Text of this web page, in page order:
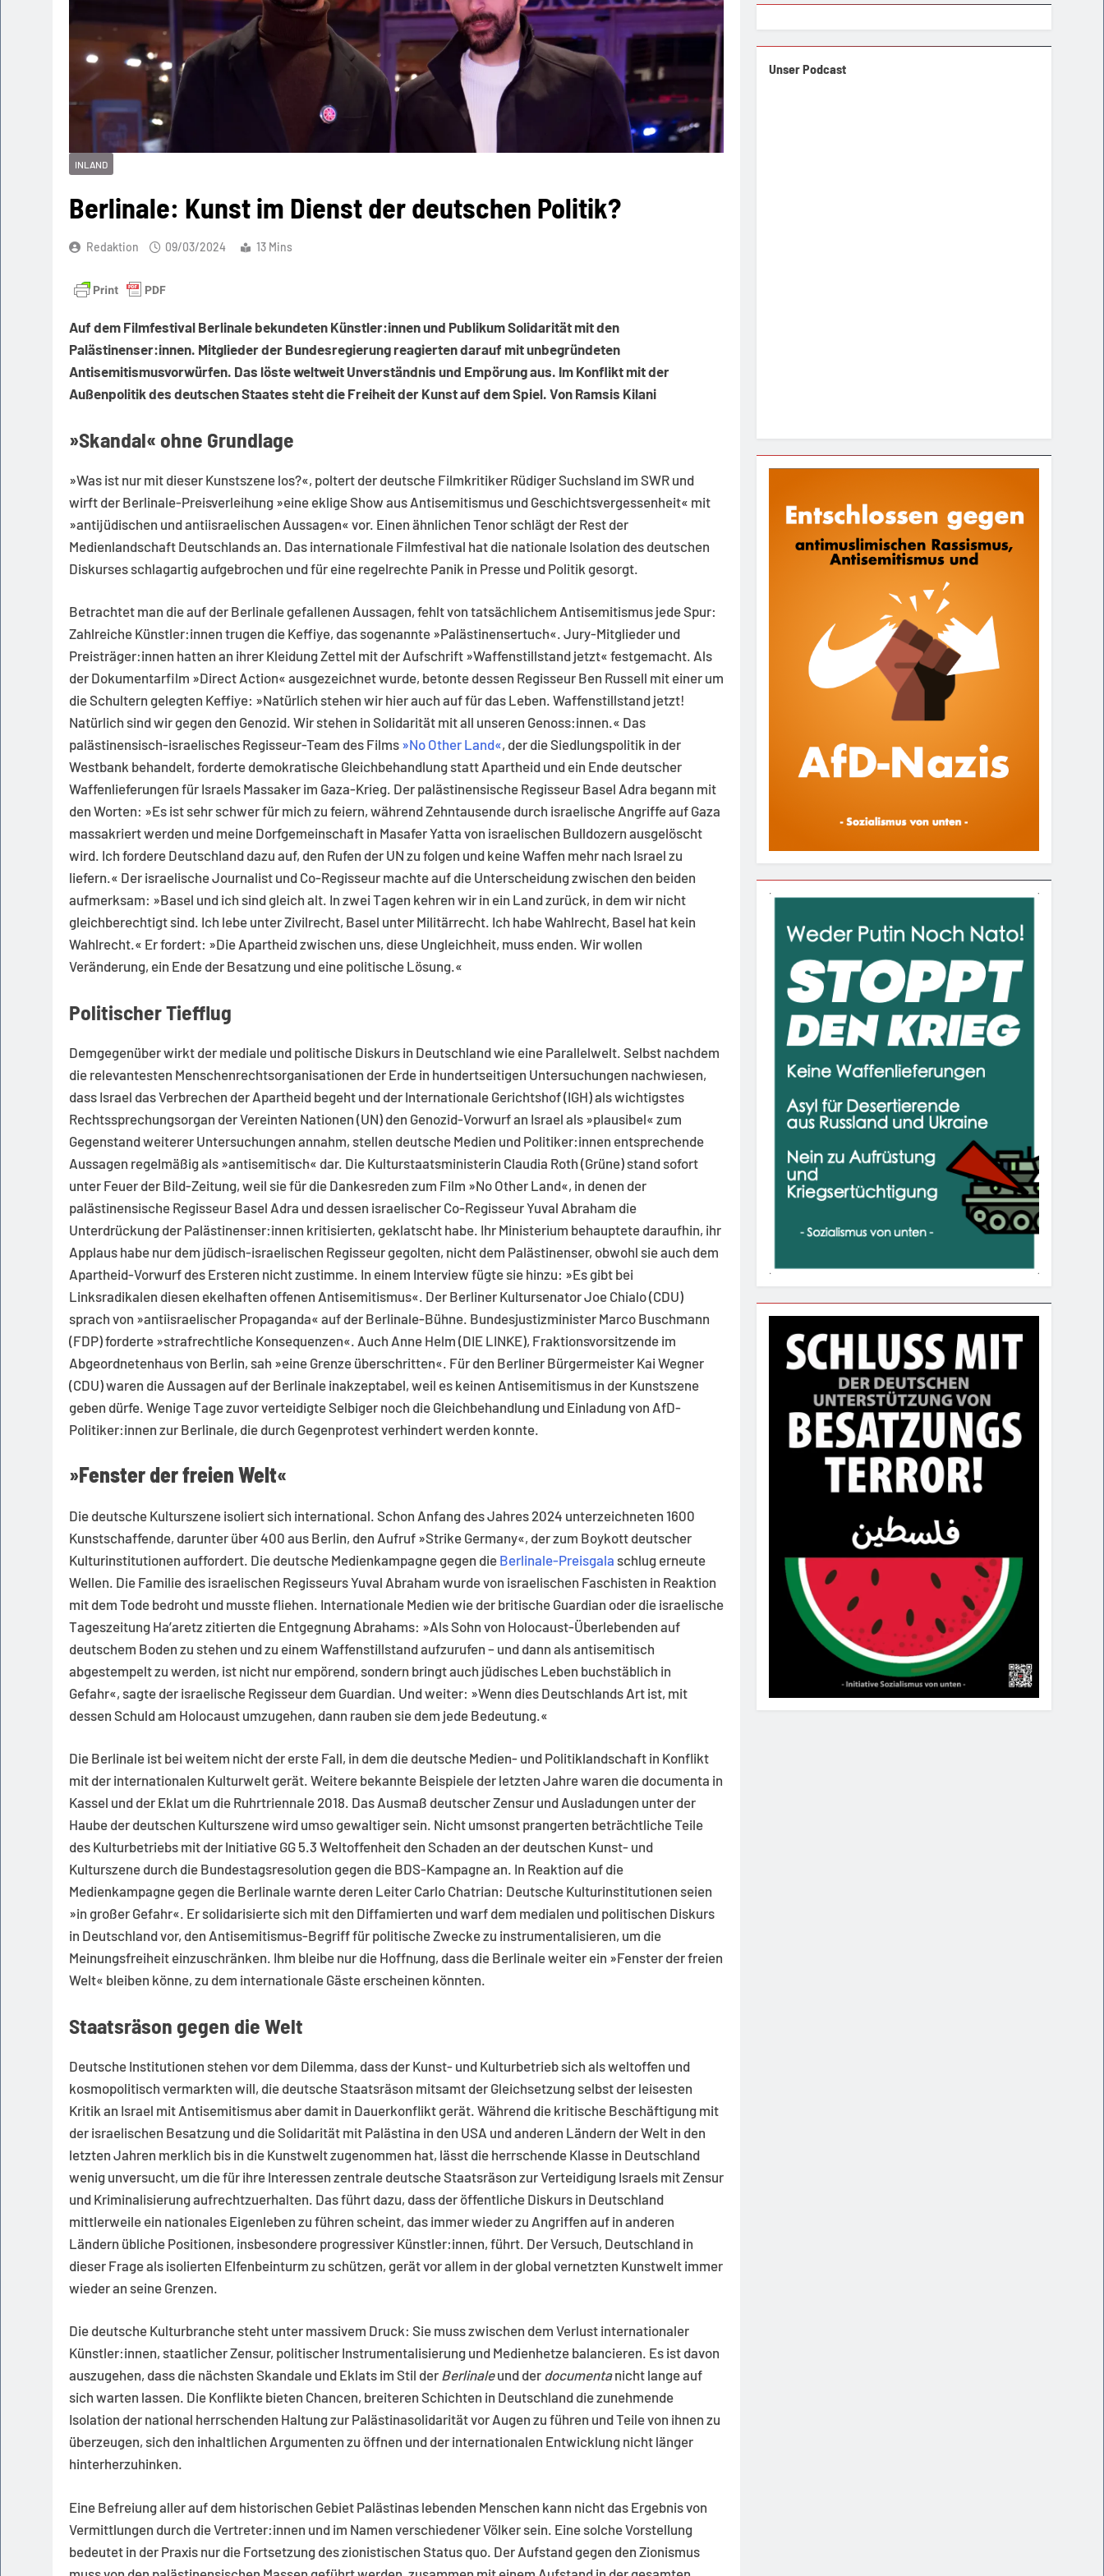
INLAND
Berlinale: Kunst im Dienst der deutschen Politik?
Redaktion 09/03/2024 13 Mins
Auf dem Filmfestival Berlinale bekundeten Künstler:innen und Publikum Solidarität mit den
Palästinenser:innen. Mitglieder der Bundesregierung reagierten darauf mit unbegründeten
Antisemitismusvorwürfen. Das löste weltweit Unverständnis und Empörung aus. Im Konflikt mit der
Außenpolitik des deutschen Staates steht die Freiheit der Kunst auf dem Spiel. Von Ramsis Kilani
»Skandal« ohne Grundlage
»Was ist nur mit dieser Kunstszene los?«, poltert der deutsche Filmkritiker Rüdiger Suchsland im SWR und
wirft der Berlinale-Preisverleihung »eine eklige Show aus Antisemitismus und Geschichtsvergessenheit« mit
»antijüdischen und antiisraelischen Aussagen« vor. Einen ähnlichen Tenor schlägt der Rest der
Medienlandschaft Deutschlands an. Das internationale Filmfestival hat die nationale Isolation des deutschen
Diskurses schlagartig aufgebrochen und für eine regelrechte Panik in Presse und Politik gesorgt.
Betrachtet man die auf der Berlinale gefallenen Aussagen, fehlt von tatsächlichem Antisemitismus jede Spur:
Zahlreiche Künstler:innen trugen die Keffiye, das sogenannte »Palästinensertuch«. Jury-Mitglieder und
Preisträger:innen hatten an ihrer Kleidung Zettel mit der Aufschrift »Waffenstillstand jetzt« festgemacht. Als
der Dokumentarfilm »Direct Action« ausgezeichnet wurde, betonte dessen Regisseur Ben Russell mit einer um
die Schultern gelegten Keffiye: »Natürlich stehen wir hier auch auf für das Leben. Waffenstillstand jetzt!
Natürlich sind wir gegen den Genozid. Wir stehen in Solidarität mit all unseren Genoss:innen.« Das
palästinensisch-israelisches Regisseur-Team des Films »No Other Land«, der die Siedlungspolitik in der
Westbank behandelt, forderte demokratische Gleichbehandlung statt Apartheid und ein Ende deutscher
Waffenlieferungen für Israels Massaker im Gaza-Krieg. Der palästinensische Regisseur Basel Adra begann mit
den Worten: »Es ist sehr schwer für mich zu feiern, während Zehntausende durch israelische Angriffe auf Gaza
massakriert werden und meine Dorfgemeinschaft in Masafer Yatta von israelischen Bulldozern ausgelöscht
wird. Ich fordere Deutschland dazu auf, den Rufen der UN zu folgen und keine Waffen mehr nach Israel zu
liefern.« Der israelische Journalist und Co-Regisseur machte auf die Unterscheidung zwischen den beiden
aufmerksam: »Basel und ich sind gleich alt. In zwei Tagen kehren wir in ein Land zurück, in dem wir nicht
gleichberechtigt sind. Ich lebe unter Zivilrecht, Basel unter Militärrecht. Ich habe Wahlrecht, Basel hat kein
Wahlrecht.« Er fordert: »Die Apartheid zwischen uns, diese Ungleichheit, muss enden. Wir wollen
Veränderung, ein Ende der Besatzung und eine politische Lösung.«
Politischer Tiefflug
Demgegenüber wirkt der mediale und politische Diskurs in Deutschland wie eine Parallelwelt. Selbst nachdem
die relevantesten Menschenrechtsorganisationen der Erde in hundertseitigen Untersuchungen nachwiesen,
dass Israel das Verbrechen der Apartheid begeht und der Internationale Gerichtshof (IGH) als wichtigstes
Rechtssprechungsorgan der Vereinten Nationen (UN) den Genozid-Vorwurf an Israel als »plausibel« zum
Gegenstand weiterer Untersuchungen annahm, stellen deutsche Medien und Politiker:innen entsprechende
Aussagen regelmäßig als »antisemitisch« dar. Die Kulturstaatsministerin Claudia Roth (Grüne) stand sofort
unter Feuer der Bild-Zeitung, weil sie für die Dankesreden zum Film »No Other Land«, in denen der
palästinensische Regisseur Basel Adra und dessen israelischer Co-Regisseur Yuval Abraham die
Unterdrückung der Palästinenser:innen kritisierten, geklatscht habe. Ihr Ministerium behauptete daraufhin, ihr
Applaus habe nur dem jüdisch-israelischen Regisseur gegolten, nicht dem Palästinenser, obwohl sie auch dem
Apartheid-Vorwurf des Ersteren nicht zustimme. In einem Interview fügte sie hinzu: »Es gibt bei
Linksradikalen diesen ekelhaften offenen Antisemitismus«. Der Berliner Kultursenator Joe Chialo (CDU)
sprach von »antiisraelischer Propaganda« auf der Berlinale-Bühne. Bundesjustizminister Marco Buschmann
(FDP) forderte »strafrechtliche Konsequenzen«. Auch Anne Helm (DIE LINKE), Fraktionsvorsitzende im
Abgeordnetenhaus von Berlin, sah »eine Grenze überschritten«. Für den Berliner Bürgermeister Kai Wegner
(CDU) waren die Aussagen auf der Berlinale inakzeptabel, weil es keinen Antisemitismus in der Kunstszene
geben dürfe. Wenige Tage zuvor verteidigte Selbiger noch die Gleichbehandlung und Einladung von AfD-
Politiker:innen zur Berlinale, die durch Gegenprotest verhindert werden konnte.
»Fenster der freien Welt«
Die deutsche Kulturszene isoliert sich international. Schon Anfang des Jahres 2024 unterzeichneten 1600
Kunstschaffende, darunter über 400 aus Berlin, den Aufruf »Strike Germany«, der zum Boykott deutscher
Kulturinstitutionen auffordert. Die deutsche Medienkampagne gegen die Berlinale-Preisgala schlug erneute
Wellen. Die Familie des israelischen Regisseurs Yuval Abraham wurde von israelischen Faschisten in Reaktion
mit dem Tode bedroht und musste fliehen. Internationale Medien wie der britische Guardian oder die israelische
Tageszeitung Ha’aretz zitierten die Entgegnung Abrahams: »Als Sohn von Holocaust-Überlebenden auf
deutschem Boden zu stehen und zu einem Waffenstillstand aufzurufen – und dann als antisemitisch
abgestempelt zu werden, ist nicht nur empörend, sondern bringt auch jüdisches Leben buchstäblich in
Gefahr«, sagte der israelische Regisseur dem Guardian. Und weiter: »Wenn dies Deutschlands Art ist, mit
dessen Schuld am Holocaust umzugehen, dann rauben sie dem jede Bedeutung.«
Die Berlinale ist bei weitem nicht der erste Fall, in dem die deutsche Medien- und Politiklandschaft in Konflikt
mit der internationalen Kulturwelt gerät. Weitere bekannte Beispiele der letzten Jahre waren die documenta in
Kassel und der Eklat um die Ruhrtriennale 2018. Das Ausmaß deutscher Zensur und Ausladungen unter der
Haube der deutschen Kulturszene wird umso gewaltiger sein. Nicht umsonst prangerten beträchtliche Teile
des Kulturbetriebs mit der Initiative GG 5.3 Weltoffenheit den Schaden an der deutschen Kunst- und
Kulturszene durch die Bundestagsresolution gegen die BDS-Kampagne an. In Reaktion auf die
Medienkampagne gegen die Berlinale warnte deren Leiter Carlo Chatrian: Deutsche Kulturinstitutionen seien
»in großer Gefahr«. Er solidarisierte sich mit den Diffamierten und warf dem medialen und politischen Diskurs
in Deutschland vor, den Antisemitismus-Begriff für politische Zwecke zu instrumentalisieren, um die
Meinungsfreiheit einzuschränken. Ihm bleibe nur die Hoffnung, dass die Berlinale weiter ein »Fenster der freien
Welt« bleiben könne, zu dem internationale Gäste erscheinen könnten.
Staatsräson gegen die Welt
Deutsche Institutionen stehen vor dem Dilemma, dass der Kunst- und Kulturbetrieb sich als weltoffen und
kosmopolitisch vermarkten will, die deutsche Staatsräson mitsamt der Gleichsetzung selbst der leisesten
Kritik an Israel mit Antisemitismus aber damit in Dauerkonflikt gerät. Während die kritische Beschäftigung mit
der israelischen Besatzung und die Solidarität mit Palästina in den USA und anderen Ländern der Welt in den
letzten Jahren merklich bis in die Kunstwelt zugenommen hat, lässt die herrschende Klasse in Deutschland
wenig unversucht, um die für ihre Interessen zentrale deutsche Staatsräson zur Verteidigung Israels mit Zensur
und Kriminalisierung aufrechtzuerhalten. Das führt dazu, dass der öffentliche Diskurs in Deutschland
mittlerweile ein nationales Eigenleben zu führen scheint, das immer wieder zu Angriffen auf in anderen
Ländern übliche Positionen, insbesondere progressiver Künstler:innen, führt. Der Versuch, Deutschland in
dieser Frage als isolierten Elfenbeinturm zu schützen, gerät vor allem in der global vernetzten Kunstwelt immer
wieder an seine Grenzen.
Die deutsche Kulturbranche steht unter massivem Druck: Sie muss zwischen dem Verlust internationaler
Künstler:innen, staatlicher Zensur, politischer Instrumentalisierung und Medienhetze balancieren. Es ist davon
auszugehen, dass die nächsten Skandale und Eklats im Stil der Berlinaleund der documentanicht lange auf
sich warten lassen. Die Konflikte bieten Chancen, breiteren Schichten in Deutschland die zunehmende
Isolation der national herrschenden Haltung zur Palästinasolidarität vor Augen zu führen und Teile von ihnen zu
überzeugen, sich den inhaltlichen Argumenten zu öffnen und der internationalen Entwicklung nicht länger
hinterherzuhinken.
Eine Befreiung aller auf dem historischen Gebiet Palästinas lebenden Menschen kann nicht das Ergebnis von
Vermittlungen durch die Vertreter:innen und im Namen verschiedener Völker sein. Eine solche Vorstellung
bedeutet in der Praxis nur die Fortsetzung des zionistischen Status quo. Der Aufstand gegen den Zionismus
Unser Podcast